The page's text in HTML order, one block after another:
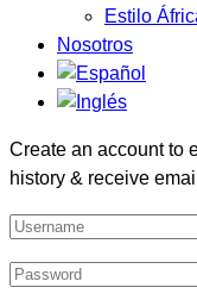
Estilo
Nosotros
Create an account to
history & receive